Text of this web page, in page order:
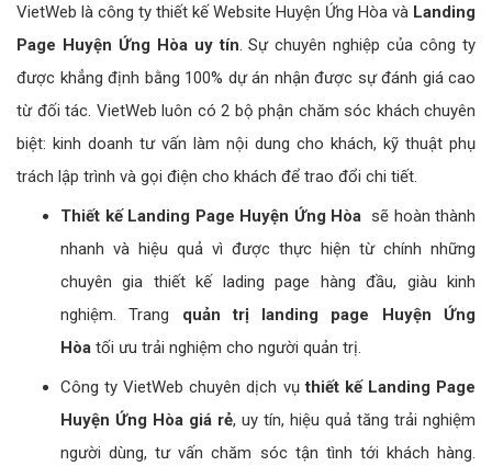
VietWeb là công ty thiết kế Website Huyện Ứng Hòa và Landing
Page Huyện Ứng Hòa uy tín. Sự chuyên nghiệp của công ty
được khẳng định bằng 100% dự án nhận được sự đánh giá cao
từ đối tác. VietWeb luôn có 2 bộ phận chăm sóc khách chuyên
biệt: kinh doanh tư vấn làm nội dung cho khách, kỹ thuật phụ
trách lập trình và gọi điện cho khách để trao đổi chi tiết.
Thiết kế Landing Page Huyện Ứng Hòa sẽ hoàn thành
nhanh và hiệu quả vì được thực hiện từ chính những
chuyên gia thiết kế lading page hàng đầu, giàu kinh
nghiệm. Trang quản trị landing page Huyện Ứng
Hòa tối ưu trải nghiệm cho người quản trị.
Công ty VietWeb chuyên dịch vụthiết kế Landing Page
Huyện Ứng Hòa giá rẻ, uy tín, hiệu quả tăng trải nghiệm
người dùng, tư vấn chăm sóc tận tình tới khách hàng.